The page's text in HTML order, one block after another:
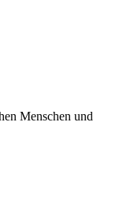
Menschen und